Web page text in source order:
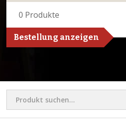
0 Produkte
Bestellung anzeigen